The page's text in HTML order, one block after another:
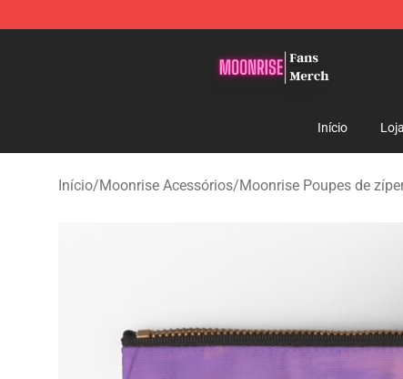
Início Loja
Início/Moonrise Acessórios/Moonrise Poupes de